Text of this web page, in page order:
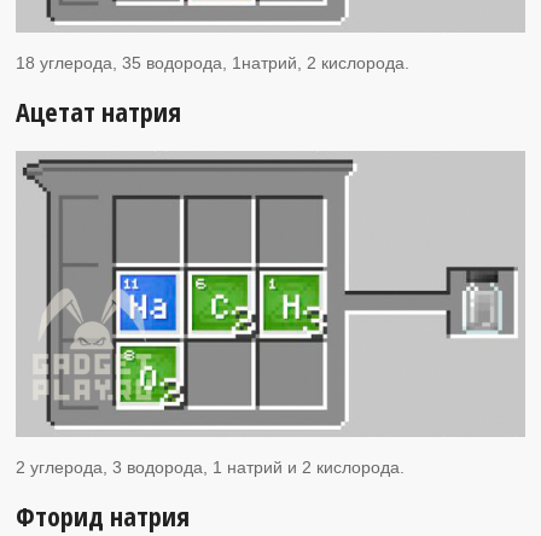
18 углерода, 35 водорода, 1натрий, 2 кислорода.
Ацетат натрия
2 углерода, 3 водорода, 1 натрий и 2 кислорода.
Фторид натрия